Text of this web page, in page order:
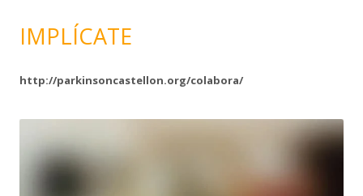
IMPLÍCATE
http://parkinsoncastellon.org/colabora/